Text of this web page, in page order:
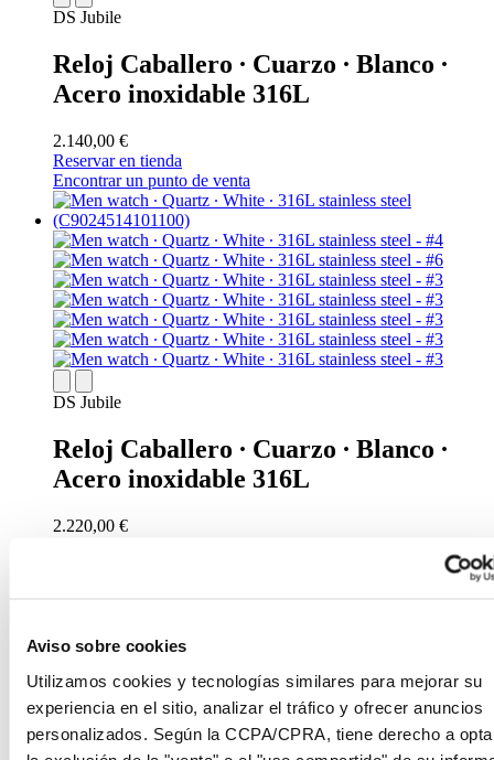
Aviso sobre cookies
Utilizamos cookies y tecnologías similares para mejorar su
experiencia en el sitio, analizar el tráfico y ofrecer anuncios
personalizados. Según la CCPA/CPRA, tiene derecho a
DS Jubile
Reloj Caballero ∙ Cuarzo ∙ Blanco ∙
Acero inoxidable 316L
2.140,00 €
Reservar en tienda
Encontrar un punto de venta
DS Jubile
Reloj Caballero ∙ Cuarzo ∙ Blanco ∙
Acero inoxidable 316L
2.220,00 €
Negro
Azul
Verde
Nácar